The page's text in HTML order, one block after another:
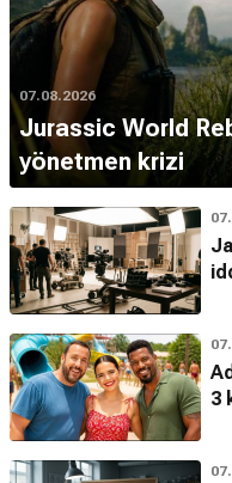
07.08.2026
Jurassic World
yönetmen krizi
3